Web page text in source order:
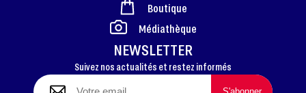
FOOTER
NEWSLETTER
Suivez nos actualités et restez informés
Boutique
Médiathèque